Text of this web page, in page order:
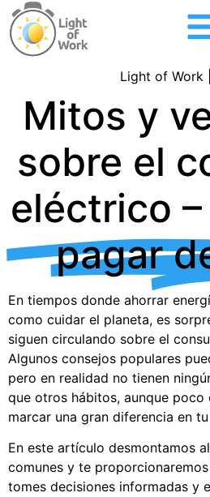
Light of Work |
Mitos y
sobre el
eléctrico
pagar
En tiempos donde ahorrar
como cuidar el planeta, es
siguen circulando sobre el
Algunos consejos populares
pero en realidad no tienen
que otros hábitos, aunque poco
marcar una gran diferencia en
En este artículo desmontamos
comunes y te
tomes decisiones informadas y